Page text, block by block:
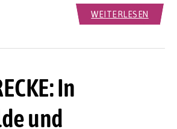
WEITERLESEN
In
und